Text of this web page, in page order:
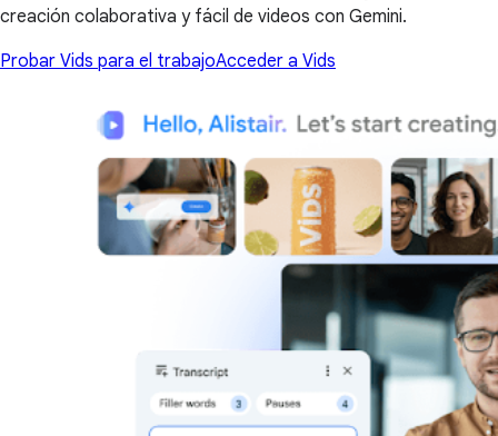
creación colaborativa y fácil de videos con Gemini.
Probar Vids para el trabajoAcceder a Vids